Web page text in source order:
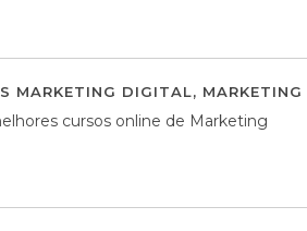
MARKETING DIGITAL,
cursos online de Marketing